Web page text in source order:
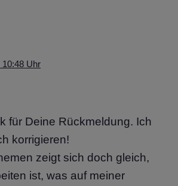
10:48 Uhr
für Deine Rückmeldung. Ich
korrigieren!
zeigt sich doch gleich,
ist, was auf meiner